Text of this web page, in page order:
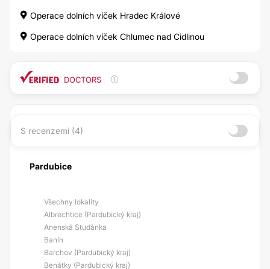
Operace dolních víček Hradec Králové
Operace dolních víček Chlumec nad Cidlinou
DOCTORS
S recenzemi (4)
Pardubice
Všechny lokality
Albrechtice (Pardubický kraj)
Anenská Studánka
Banín
Barchov (Pardubický kraj)
Benátky (Pardubický kraj)